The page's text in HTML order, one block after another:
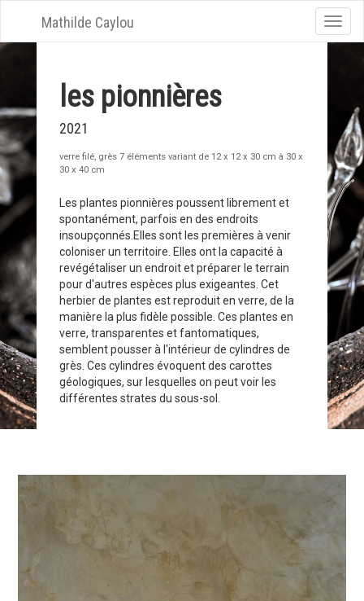
Toggle
Mathilde Caylou
les pionnières
2021
verre filé, grès 7 éléments variant de 12 x 12 x 30 cm à 30 x
30 x 40 cm
Les plantes pionnières poussent librement et
spontanément, parfois en des endroits
insoupçonnés.Elles sont les premières à venir
coloniser un territoire. Elles ont la capacité à
revégétaliser un endroit et préparer le terrain
pour d'autres espèces plus exigeantes. Cet
herbier de plantes est reproduit en verre, de la
manière la plus fidèle possible. Ces plantes en
verre, transparentes et fantomatiques,
semblent pousser à l'intérieur de cylindres de
grès. Ces cylindres évoquent des carottes
géologiques, sur lesquelles on peut voir les
différentes strates du sous-sol.